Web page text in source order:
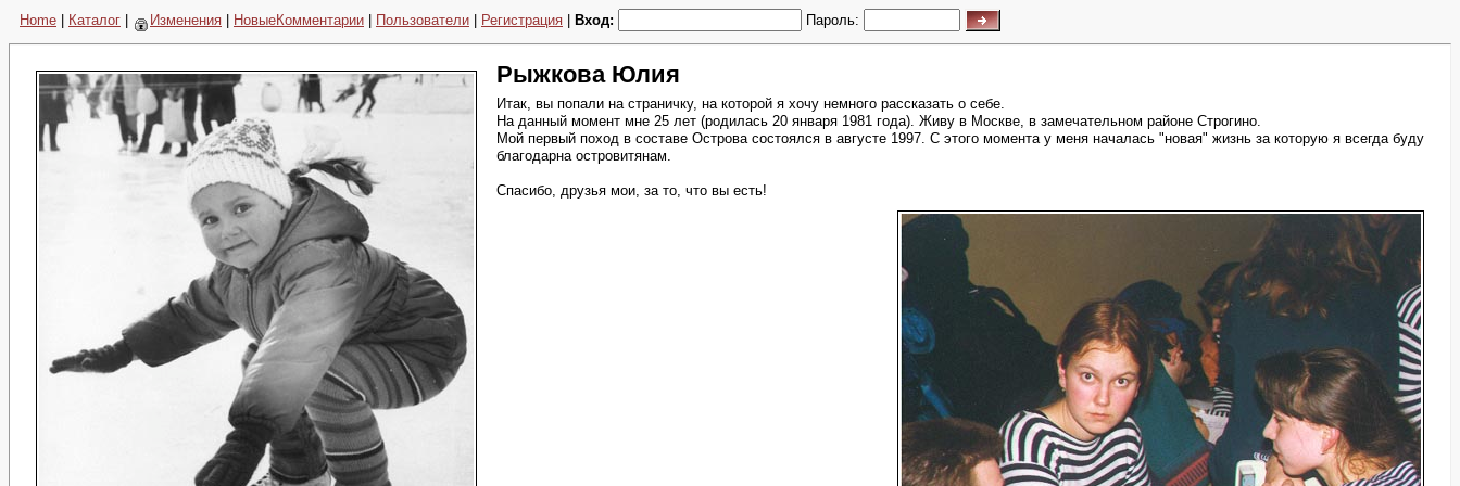
Home Каталог Изменения НовыеКомментарии Пользователи Регистрация Вход: Пароль:
Рыжкова Юлия
Итак, вы попали на страничку, на которой я хочу немного рассказать о себе.
На данный момент мне 25 лет (родилась 20 января 1981 года). Живу в Москве, в замечательном районе Строгино.
Мой первый поход в составе Острова состоялся в августе 1997. С этого момента у меня началась "новая" жизнь за которую я всегда буду
благодарна островитянам.
Спасибо, друзья мои, за то, что вы есть!